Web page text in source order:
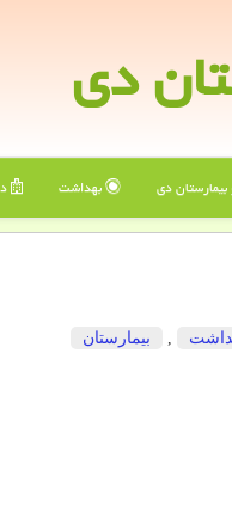
دی
دی بهداشت
, بیمارستان